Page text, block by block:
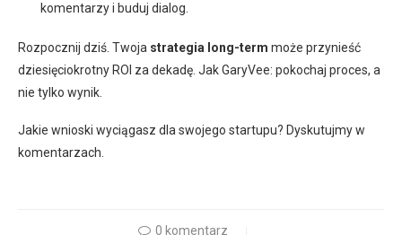
komentarzy i buduj dialog.
Rozpocznij dziś. Twoja strategia long-term może przynieść
dziesięciokrotny ROI za dekadę. Jak GaryVee: pokochaj proces, a
nie tylko wynik.
Jakie wnioski wyciągasz dla swojego startupu? Dyskutujmy w
komentarzach.
0 komentarz